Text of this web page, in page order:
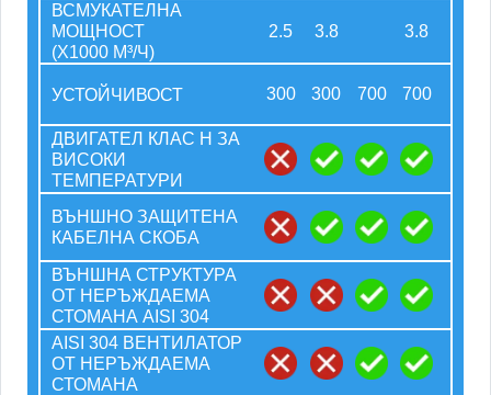
ВСМУКАТЕЛНА
МОЩНОСТ
(X1000 М³/Ч)
2.5 3.8 3.8
УСТОЙЧИВОСТ 300 300 700 700
ДВИГАТЕЛ КЛАС H ЗА
ВИСОКИ
ТЕМПЕРАТУРИ
ВЪНШНО ЗАЩИТЕНА
КАБЕЛНА СКОБА
ВЪНШНА СТРУКТУРА
ОТ НЕРЪЖДАЕМА
СТОМАНА AISI 304
AISI 304 ВЕНТИЛАТОР
ОТ НЕРЪЖДАЕМА
СТОМАНА